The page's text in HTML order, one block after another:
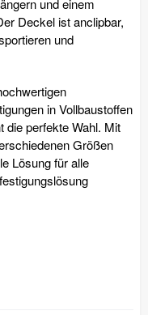
Deckel ist anclipbar,
und
in Vollbaustoffen
die perfekte Wahl. Mit
Größen
Lösung für alle